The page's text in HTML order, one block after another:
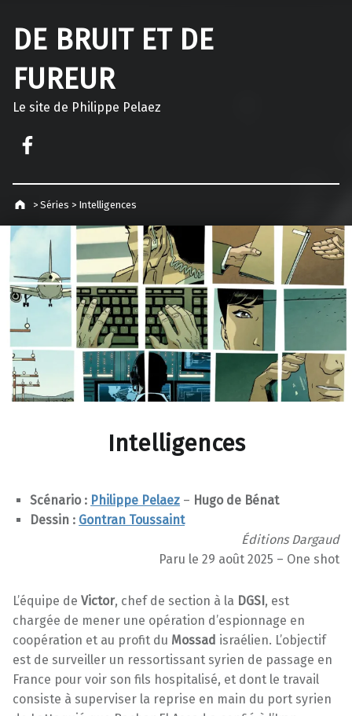
DE BRUIT ET DE
FUREUR
Le site de Philippe Pelaez
> Séries > Intelligences
Intelligences
Scénario : Philippe Pelaez – Hugo de Bénat
Dessin : Gontran Toussaint
Éditions Dargaud
Paru le 29 août 2025 – One shot
L’équipe de Victor, chef de section à la DGSI , est
chargée de mener une opération d’espionnage en
coopération et au profit du Mossad israélien. L’objectif
est de surveiller un ressortissant syrien de passage en
France pour voir son fils hospitalisé, et dont le travail
consiste à superviser la reprise en main du port syrien